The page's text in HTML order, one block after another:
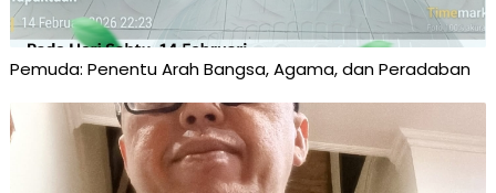
Pemuda: Penentu Arah Bangsa, Agama, dan Peradaban